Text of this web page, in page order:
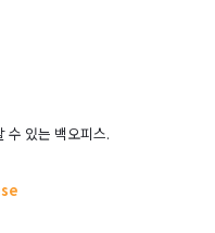
수 있는 백오피스.